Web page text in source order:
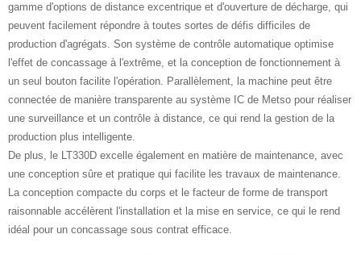
gamme d'options de distance excentrique et d'ouverture de décharge, qui
peuvent facilement répondre à toutes sortes de défis difficiles de
production d'agrégats. Son système de contrôle automatique optimise
l'effet de concassage à l'extrême, et la conception de fonctionnement à
un seul bouton facilite l'opération. Parallèlement, la machine peut être
connectée de manière transparente au système IC de Metso pour réaliser
une surveillance et un contrôle à distance, ce qui rend la gestion de la
production plus intelligente.
De plus, le LT330D excelle également en matière de maintenance, avec
une conception sûre et pratique qui facilite les travaux de maintenance.
La conception compacte du corps et le facteur de forme de transport
raisonnable accélèrent l'installation et la mise en service, ce qui le rend
idéal pour un concassage sous contrat efficace.